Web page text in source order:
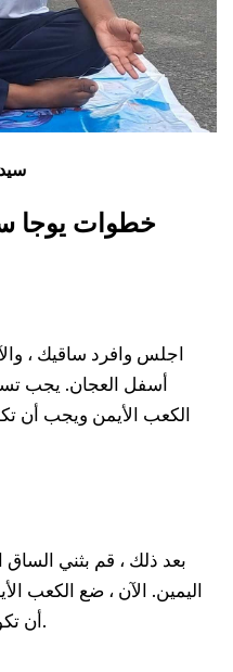
خطوات يوجا
اجلس وافرد ساقيك ،
أسفل العجان. يجب
الكعب الأيمن ويجب أن
بعد ذلك ، قم بثني
اليمين. الآن ، ضع الكعب
أن تكون الأعضاء التناسلية بين الكعبين.